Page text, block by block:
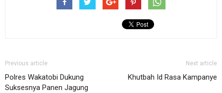
Previous article
Polres Wakatobi Dukung
Suksesnya Panen Jagung
Next article
Khutbah Id Rasa Kampanye